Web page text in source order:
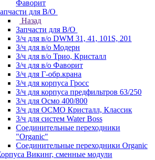
Фаворит
для В/О
Назад
Запчасти для В/О
З/ч для в/о DWM 31, 41, 101S, 201
З/ч для в/о Модерн
З/ч для в/о Трио, Кристалл
З/ч для в/о Фаворит
З/ч для Г-обр.крана
З/ч для корпуса Гросс
З/ч для корпуса предфильтров 63/250
З/ч для Осмо 400/800
З/ч для ОСМО Кристалл, Классик
З/ч для систем Water Boss
Соединительные переходники
"Organic"
Соединительные переходники Organic
Викинг, сменные модули